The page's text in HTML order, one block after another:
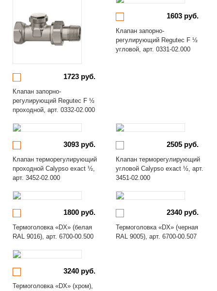
1723 руб.
Клапан запорно-
регулирующий Regutec F ½
проходной, арт. 0332-02.000
1603 руб.
Клапан запорно-
регулирующий Regutec F ½
угловой, арт. 0331-02.000
3093 руб.
Клапан терморегулирующий
проходной Calypso exact ½,
арт. 3452-02.000
2505 руб.
Клапан терморегулирующий
угловой Calypso exact ½, арт.
3451-02.000
1800 руб.
Термоголовка «DX» (белая
RAL 9016), арт. 6700-00.500
2340 руб.
Термоголовка «DX» (черная
RAL 9005), арт. 6700-00.507
3240 руб.
Термоголовка «DX» (хром),